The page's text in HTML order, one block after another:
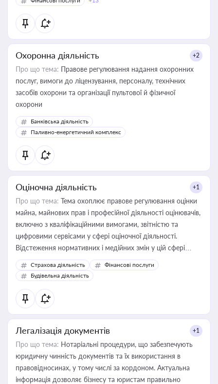
Охоронна діяльність +2
Про що тема: Правове регулювання надання охоронних
послуг, вимоги до ліцензування, персоналу, технічних
засобів охорони та організації пультової й фізичної
охорони
Банківська діяльність
Паливно-енергетичний комплекс
Оціночна діяльність +1
Про що тема: Тема охоплює правове регулювання оцінки
майна, майнових прав і професійної діяльності оцінювачів,
включно з кваліфікаційними вимогами, звітністю та
цифровими сервісами у сфері оціночної діяльності.
Відстеження нормативних і медійних змін у цій сфері
корисне для власника бізнесу, керівника, юриста або
бухгалтера під час оподаткування, приватизації, оренди
державного майна, корпоративних угод і перевірки
статусу суб'єктів оціночної діяльності
Страхова діяльність
Фінансові послуги
Будівельна діяльність
Легалізація документів +1
Про що тема: Нотаріальні процедури, що забезпечують
юридичну чинність документів та їх використання в
правовідносинах, у тому числі за кордоном. Актуальна
інформація дозволяє бізнесу та юристам правильно